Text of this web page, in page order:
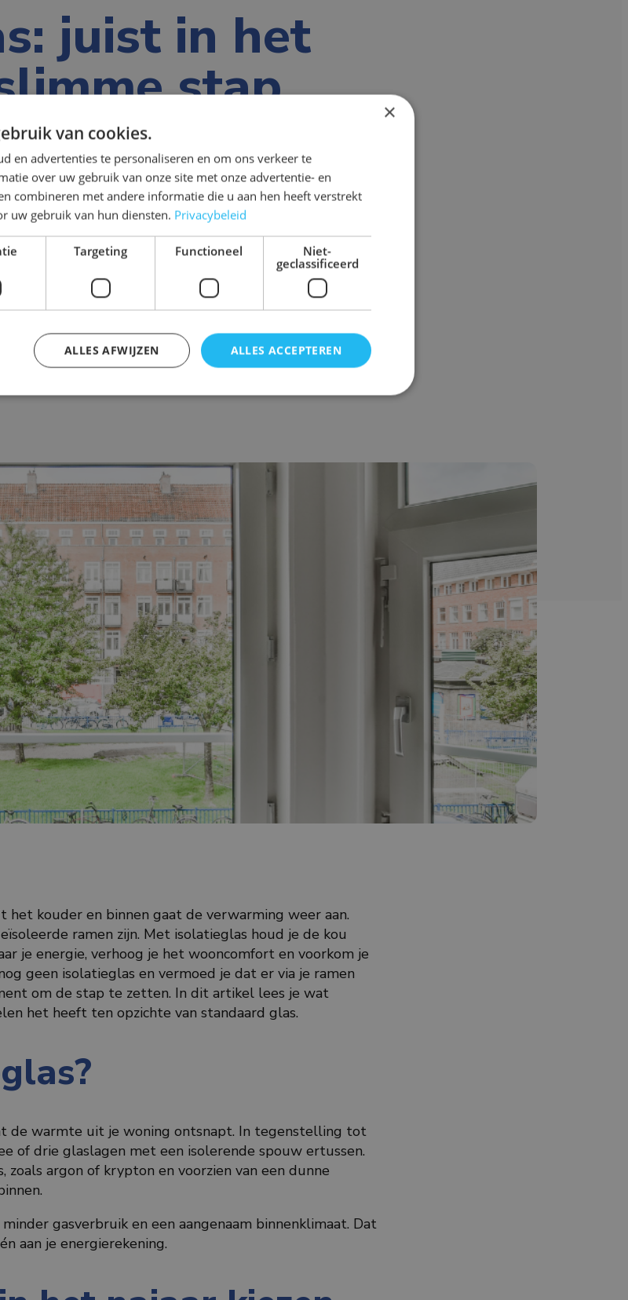
juist in het
stap
en
huis
en binnen gaat de verwarming weer aan. Juist nu merk je
isolatieglas houd je de kou buiten en de warmte binnen. Zo
en voorkom je tocht of condens bij de ramen. Heb jij nog geen
warmte…
kouder en binnen gaat de verwarming weer aan.
ramen zijn. Met isolatieglas houd je de kou
je energie, verhoog je het wooncomfort en voorkom je
geen isolatieglas en vermoed je dat er via je ramen
om de stap te zetten. In dit artikel lees je wat
het heeft ten opzichte van standaard glas.
de warmte uit je woning ontsnapt. In tegenstelling tot
of drie glaslagen met een isolerende spouw ertussen.
argon of krypton en voorzien van een dunne
gasverbruik en een aangenaam binnenklimaat. Dat
aan je energierekening.
×
van cookies.
en advertenties te personaliseren en om ons verkeer te
over uw gebruik van onze site met onze advertentie- en
combineren met andere informatie die u aan hen heeft verstrekt
uw gebruik van hun diensten. Privacybeleid
Targeting Functioneel
Niet-
geclassificeerd
ALLES ACCEPTEREN
ALLES AFWIJZEN